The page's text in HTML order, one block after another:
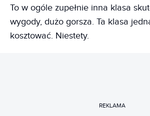
To w ogóle zupełnie inna klasa
wygody, dużo gorsza. Ta klasa
kosztować. Niestety.
REKLAMA